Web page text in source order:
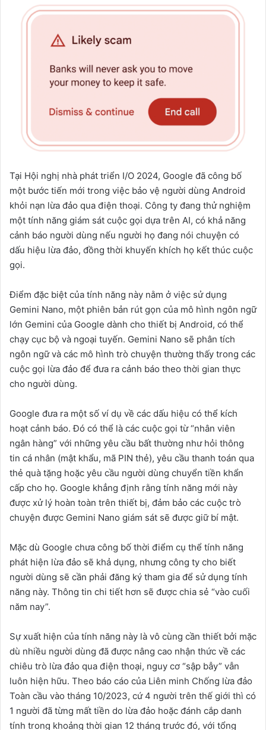
Tại Hội nghị nhà phát triển I/O 2024, Google đã công bố
một bước tiến mới trong việc bảo vệ người dùng Android
khỏi nạn lừa đảo qua điện thoại. Công ty đang thử nghiệm
một tính năng giám sát cuộc gọi dựa trên AI, có khả năng
cảnh báo người dùng nếu người họ đang nói chuyện có
dấu hiệu lừa đảo, đồng thời khuyến khích họ kết thúc cuộc
gọi.
Điểm đặc biệt của tính năng này nằm ở việc sử dụng
Gemini Nano, một phiên bản rút gọn của mô hình ngôn ngữ
lớn Gemini của Google dành cho thiết bị Android, có thể
chạy cục bộ và ngoại tuyến. Gemini Nano sẽ phân tích
ngôn ngữ và các mô hình trò chuyện thường thấy trong các
cuộc gọi lừa đảo để đưa ra cảnh báo theo thời gian thực
cho người dùng.
Google đưa ra một số ví dụ về các dấu hiệu có thể kích
hoạt cảnh báo. Đó có thể là các cuộc gọi từ “nhân viên
ngân hàng” với những yêu cầu bất thường như hỏi thông
tin cá nhân (mật khẩu, mã PIN thẻ), yêu cầu thanh toán qua
thẻ quà tặng hoặc yêu cầu người dùng chuyển tiền khẩn
cấp cho họ. Google khẳng định rằng tính năng mới này
được xử lý hoàn toàn trên thiết bị, đảm bảo các cuộc trò
chuyện được Gemini Nano giám sát sẽ được giữ bí mật.
Mặc dù Google chưa công bố thời điểm cụ thể tính năng
phát hiện lừa đảo sẽ khả dụng, nhưng công ty cho biết
người dùng sẽ cần phải đăng ký tham gia để sử dụng tính
năng này. Thông tin chi tiết hơn sẽ được chia sẻ “vào cuối
năm nay”.
Sự xuất hiện của tính năng này là vô cùng cần thiết bởi mặc
dù nhiều người dùng đã được nâng cao nhận thức về các
chiêu trò lừa đảo qua điện thoại, nguy cơ “sập bẫy” vẫn
luôn hiện hữu. Theo báo cáo của Liên minh Chống lừa đảo
Toàn cầu vào tháng 10/2023, cứ 4 người trên thế giới thì có
1 người đã từng mất tiền do lừa đảo hoặc đánh cắp danh
tính trong khoảng thời gian 12 tháng trước đó, với tổng